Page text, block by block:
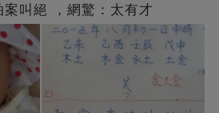
案叫絕 ，網驚：太有才